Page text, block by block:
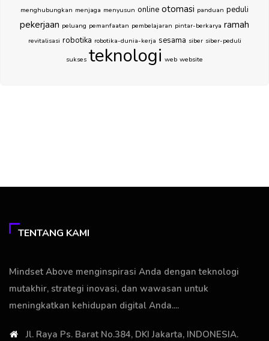
menghubungkan menjaga menyusun online otomasi panduan peduli
pekerjaan peluang pemanfaatan pembelajaran pintar-berkarya ramah
revitalisasi robotika robotika-dunia-kerja sesama siber siber-peduli
sukses teknologi web website
TENTANG KAMI
Mindset Above menginspirasi Anda dengan teknologi
mutakhir, strategi inovasi, dan wawasan untuk
meningkatkan kehidupan digital Anda....
Jl. Raya Ps. Barat No.384, DKI Jakarta, INDONESIA.